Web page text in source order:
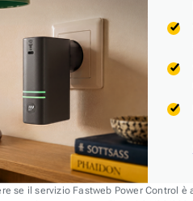
se il servizio Fastweb Power Control